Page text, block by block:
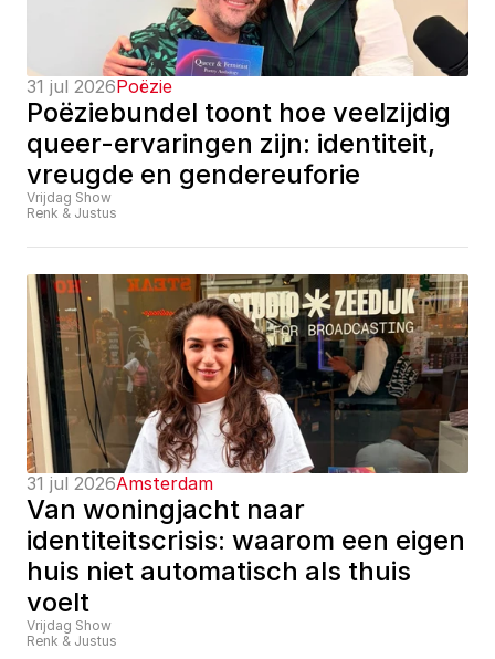
31 jul 2026Poëzie
Poëziebundel toont hoe veelzijdig
queer-ervaringen zijn: identiteit,
vreugde en gendereuforie
Vrijdag Show
Renk & Justus
31 jul 2026Amsterdam
Van woningjacht naar
identiteitscrisis: waarom een eigen
huis niet automatisch als thuis
voelt
Vrijdag Show
Renk & Justus